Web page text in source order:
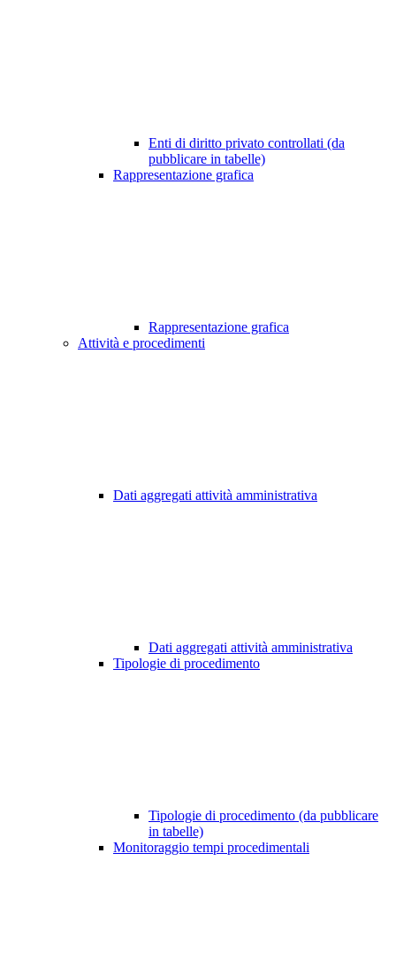
Enti di diritto privato controllati (da
pubblicare in tabelle)
Rappresentazione grafica
Rappresentazione grafica
Attività e procedimenti
Dati aggregati attività amministrativa
Dati aggregati attività amministrativa
Tipologie di procedimento
Tipologie di procedimento (da pubblicare
in tabelle)
Monitoraggio tempi procedimentali